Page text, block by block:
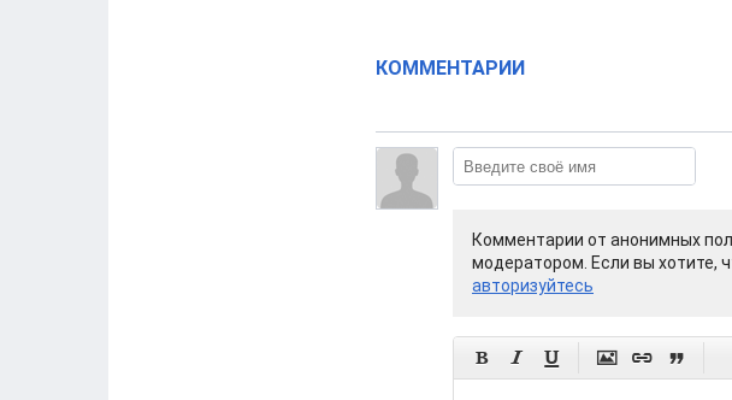
КОММЕНТАРИИ
Комментарии от анонимных
модератором. Если вы хотите,
авторизуйтесь
     